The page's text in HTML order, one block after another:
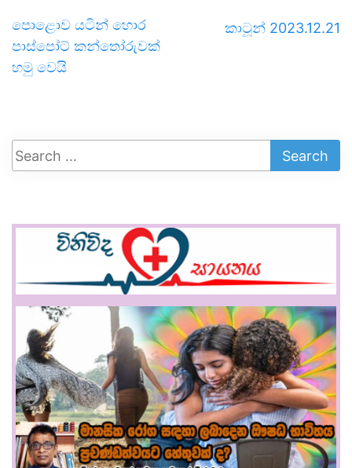
පොළොව යටින් හොර
පාස්පෝට් කන්තෝරුවක්
හමු වෙයි
කාටූන් 2023.12.21